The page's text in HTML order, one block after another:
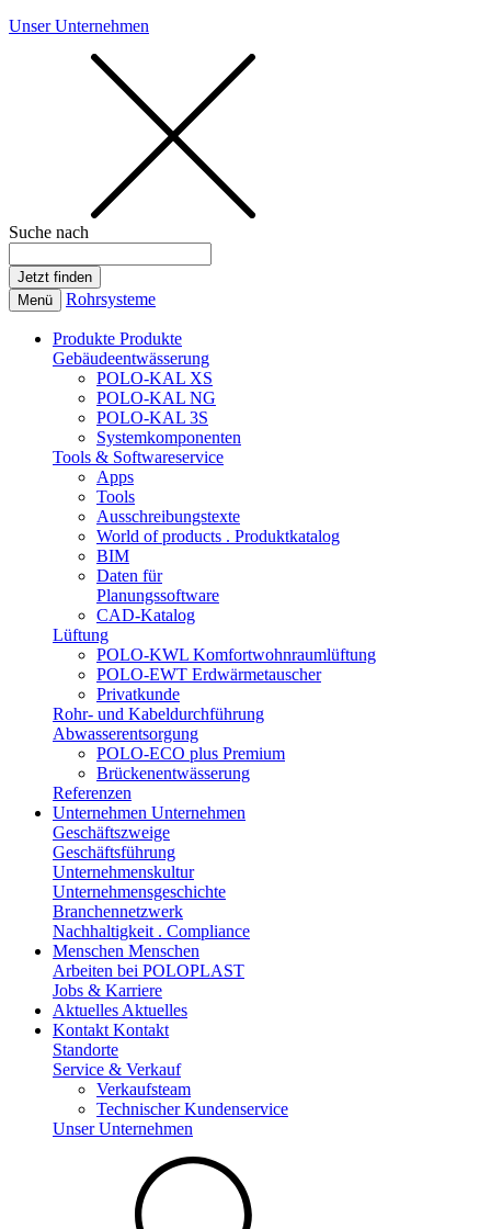
Unser Unternehmen
Suche nach
Menü Rohrsysteme
Produkte Produkte
Gebäudeentwässerung
POLO-KAL XS
POLO-KAL NG
POLO-KAL 3S
Systemkomponenten
Tools & Softwareservice
Apps
Tools
Ausschreibungstexte
World of products . Produktkatalog
BIM
Daten für
Planungssoftware
CAD-Katalog
Lüftung
POLO-KWL Komfortwohnraumlüftung
POLO-EWT Erdwärmetauscher
Privatkunde
Rohr- und Kabeldurchführung
Abwasserentsorgung
POLO-ECO plus Premium
Brückenentwässerung
Referenzen
Unternehmen Unternehmen
Geschäftszweige
Geschäftsführung
Unternehmenskultur
Unternehmensgeschichte
Branchennetzwerk
Nachhaltigkeit . Compliance
Menschen Menschen
Arbeiten bei POLOPLAST
Jobs & Karriere
Aktuelles Aktuelles
Kontakt Kontakt
Standorte
Service & Verkauf
Verkaufsteam
Technischer Kundenservice
Unser Unternehmen